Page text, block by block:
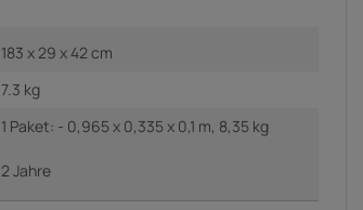
183 x 29 x 42 cm
7.3 kg
1 Paket: - 0,965 x 0,335 x 0,1 m, 8,35 kg
2 Jahre